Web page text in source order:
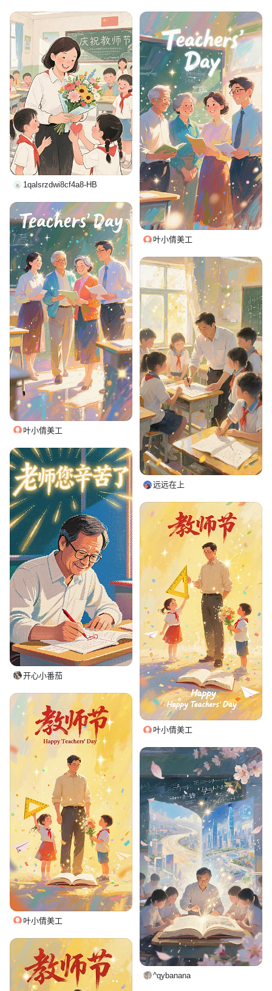
1qalsrzdwi8cf4a8-HB
叶小倩美工
叶小倩美工
远远在上
开心小番茄
叶小倩美工
叶小倩美工
^qybanana